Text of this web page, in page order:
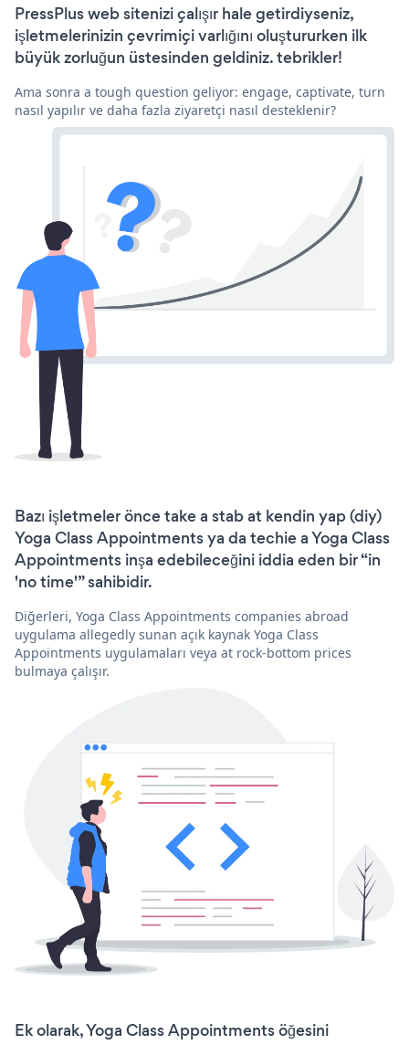
PressPlus web sitenizi çalışır hale getirdiyseniz,
işletmelerinizin çevrimiçi varlığını oluştururken ilk
büyük zorluğun üstesinden geldiniz. tebrikler!
Ama sonra a tough question geliyor: engage, captivate, turn
nasıl yapılır ve daha fazla ziyaretçi nasıl desteklenir?
Bazı işletmeler önce take a stab at kendin yap (diy)
Yoga Class Appointments ya da techie a Yoga Class
Appointments inşa edebileceğini iddia eden bir “in
'no time'” sahibidir.
Diğerleri, Yoga Class Appointments companies abroad
uygulama allegedly sunan açık kaynak Yoga Class
Appointments uygulamaları veya at rock-bottom prices
bulmaya çalışır.
Ek olarak, Yoga Class Appointments öğesini